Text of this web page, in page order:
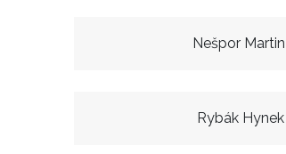
Nešpor Martin
Rybák Hynek